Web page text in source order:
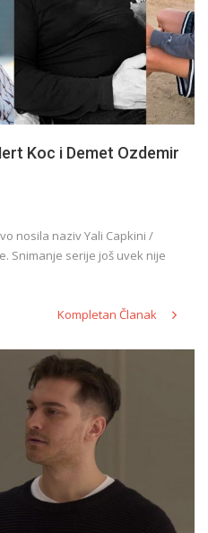
Koc i Demet Ozdemir
nosila naziv Yali Capkini /
Snimanje serije još uvek nije
Kompletan Članak